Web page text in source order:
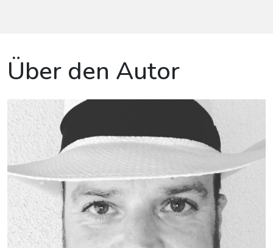
Über den Autor